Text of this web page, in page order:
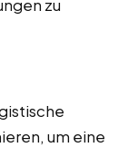
zu
um eine